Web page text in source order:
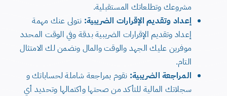
مشروعك وتطلعاتك المستقبلية.
إعداد وتقديم الإقرارات الضريبية: نتولى عنك مهمة
إعداد وتقديم الإقرارات الضريبية بدقة وفي الوقت المحدد
موفرين عليك الجهد والوقت والمال ونضمن لك الامتثال
التام.
المراجعة الضريبية: نقوم بمراجعة شاملة لحساباتك و
سجلاتك المالية للتأكد من صحتها واكتمالها وتحديد أي